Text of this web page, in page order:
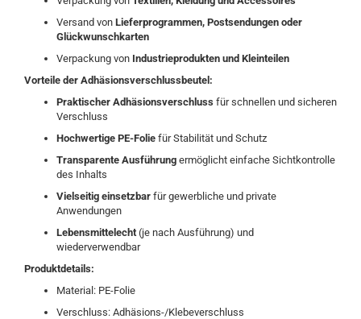
Versand von Lieferprogrammen, Postsendungen oder
Glückwunschkarten
Verpackung von Industrieprodukten und Kleinteilen
Vorteile der Adhäsionsverschlussbeutel:
Praktischer Adhäsionsverschluss für schnellen und sicheren
Verschluss
Hochwertige PE-Folie für Stabilität und Schutz
Transparente Ausführung ermöglicht einfache Sichtkontrolle
des Inhalts
Vielseitig einsetzbar für gewerbliche und private
Anwendungen
Lebensmittelecht(je nach Ausführung) und
wiederverwendbar
Produktdetails:
Material: PE-Folie
Verschluss: Adhäsions-/Klebeverschluss